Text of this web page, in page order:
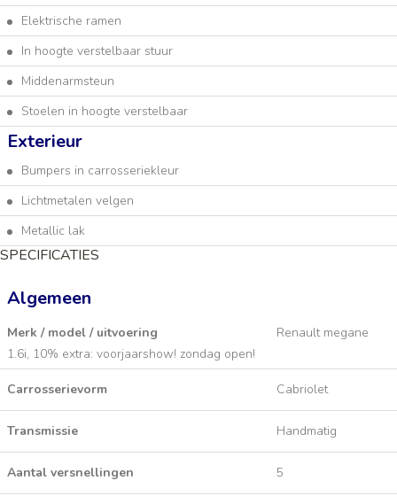
Elektrische ramen
In hoogte verstelbaar stuur
Middenarmsteun
Stoelen in hoogte verstelbaar
Exterieur
Bumpers in carrosseriekleur
Lichtmetalen velgen
Metallic lak
SPECIFICATIES
Algemeen
Merk / model / uitvoering
Renault megane
1.6i, 10% extra: voorjaarshow! zondag open!
Carrosserievorm Cabriolet
Transmissie Handmatig
Aantal versnellingen 5